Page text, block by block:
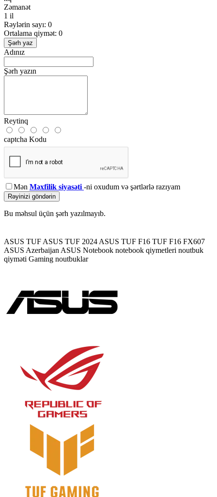
Zəmanət
1 il
Rəylərin sayı: 0
Ortalama qiymət: 0
Şərh yaz
Adınız
Şərh yazın
Reytinq
captcha Kodu
Mən Məxfilik siyasəti -ni oxudum və şərtlərlə razıyam
Rəyinizi göndərin
Bu məhsul üçün şərh yazılmayıb.
ASUS TUF ASUS TUF 2024 ASUS TUF F16 TUF F16 FX607
ASUS Azerbaijan ASUS Notebook notebook qiymetleri noutbuk
qiyməti Gaming noutbuklar